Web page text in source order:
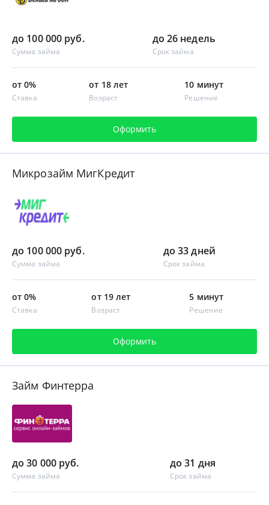
до 100 000 руб.
Сумма займа
до 26 недель
Срок займа
от 0%
Ставка
от 18 лет
Возраст
10 минут
Решение
Оформить
Микрозайм МигКредит
до 100 000 руб.
Сумма займа
до 33 дней
Срок займа
от 0%
Ставка
от 19 лет
Возраст
5 минут
Решение
Оформить
Займ Финтерра
до 30 000 руб.
Сумма займа
до 31 дня
Срок займа